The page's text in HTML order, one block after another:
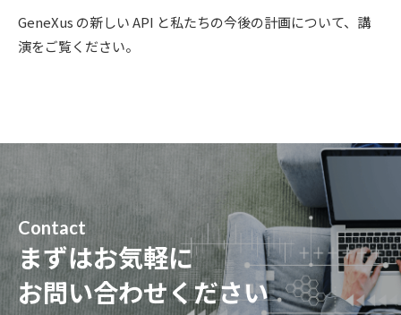
GeneXus の新しい API と私たちの今後の計画について、講
演をご覧ください。
Contact
まずはお気軽に
お問い合わせください